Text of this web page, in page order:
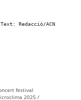
Text: Redacció/ACN